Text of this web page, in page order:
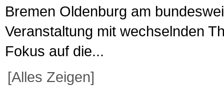
Bremen Oldenburg am
Veranstaltung mit wechselnden
Fokus auf die...
[Alles Zeigen]